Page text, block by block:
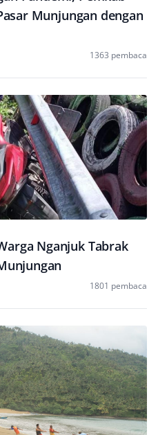
Munjungan dengan
1363 pembaca
Nganjuk Tabrak
1801 pembaca